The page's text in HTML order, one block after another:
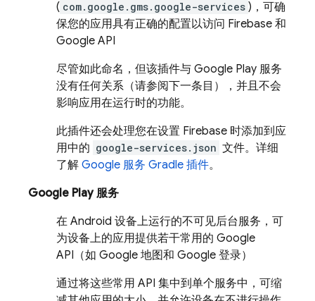
( com.google.gms.google-services )，可确
保您的应用具有正确的配置以访问 Firebase 和
Google API
尽管如此命名，但该插件与 Google Play 服务
没有任何关系（请参阅下一条目），并且不会
影响应用在运行时的功能。
此插件还会处理您在设置 Firebase 时添加到应
用中的 google-services.json 文件。详细
了解 Google 服务 Gradle 插件。
Google Play 服务
在 Android 设备上运行的不可见后台服务，可
为设备上的应用提供若干常用的 Google
API（如 Google 地图和 Google 登录）
通过将这些常用 API 集中到单个服务中，可缩